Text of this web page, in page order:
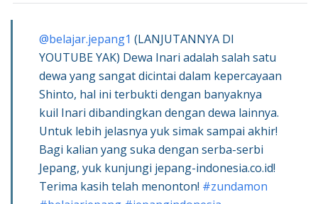
@belajar.jepang1 (LANJUTANNYA DI
YOUTUBE YAK) Dewa Inari adalah salah satu
dewa yang sangat dicintai dalam kepercayaan
Shinto, hal ini terbukti dengan banyaknya
kuil Inari dibandingkan dengan dewa lainnya.
Untuk lebih jelasnya yuk simak sampai akhir!
Bagi kalian yang suka dengan serba-serbi
Jepang, yuk kunjungi jepang-indonesia.co.id!
Terima kasih telah menonton! #zundamon